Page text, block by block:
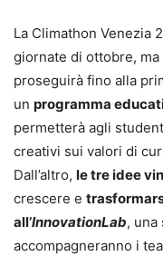
La Climathon Venezia
giornate di ottobre,
proseguirà fino alla
un programma
permetterà agli
creativi sui valori di
Dall’altro, le tre idee
crescere e
all’InnovationLab,
accompagneranno i